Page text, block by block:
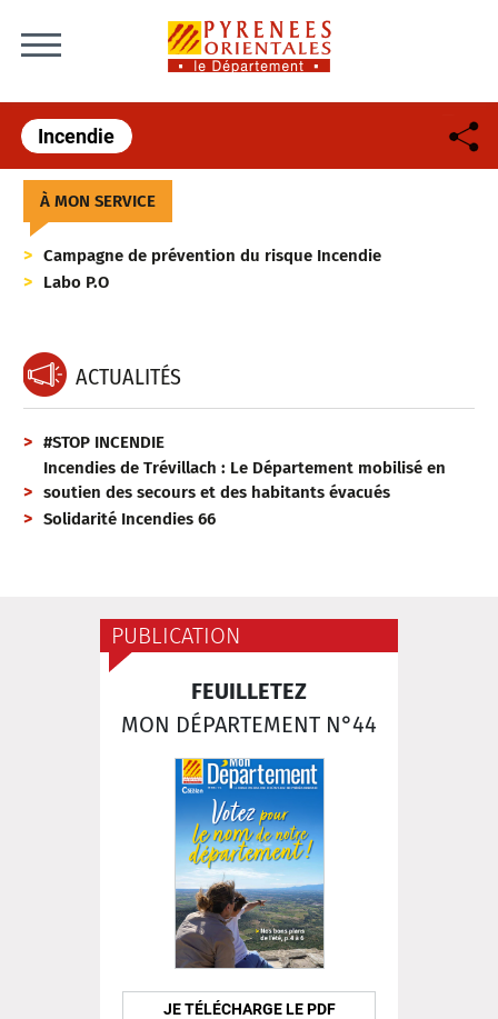
Incendie
À MON SERVICE
Campagne de prévention du risque Incendie
Labo P.O
ACTUALITÉS
#STOP INCENDIE
Incendies de Trévillach : Le Département mobilisé en
soutien des secours et des habitants évacués
Solidarité Incendies 66
PUBLICATION
FEUILLETEZ
MON DÉPARTEMENT N°44
JE TÉLÉCHARGE LE PDF